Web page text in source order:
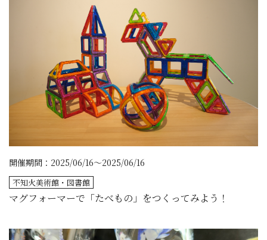
マグフォーマーで「たべもの」をつくってみよう！
開催期間：2025/06/16～2025/06/16
不知火美術館・図書館